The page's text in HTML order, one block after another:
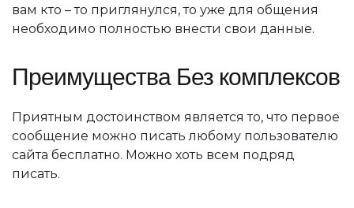
вам кто – то приглянулся, то уже для общения
необходимо полностью внести свои данные.
Преимущества Без комплексов
Приятным достоинством является то, что первое
сообщение можно писать любому пользователю
сайта бесплатно. Можно хоть всем подряд
писать.